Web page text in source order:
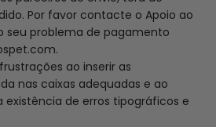
Por favor contacte o Apoio ao
seu problema de pagamento
ao inserir as
nas caixas adequadas e ao
de erros tipográficos e